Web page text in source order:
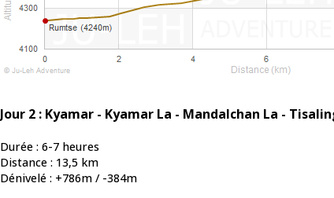
Jour 2 : Kyamar - Kyamar La - Mandalchan La -
Durée : 6-7 heures
Distance : 13,5 km
Dénivelé : +786m / -384m